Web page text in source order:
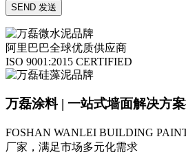
阿里巴巴全球优质供应商
ISO 9001:2015 CERTIFIED
万磊涂料 | 一站式墙面解决方
FOSHAN WANLEI BUILDING
厂家，满足市场多元化需求